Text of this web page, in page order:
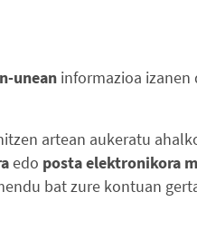
unean informazioa
artean aukeratu
edo posta elektronikora
bat zure kontuan